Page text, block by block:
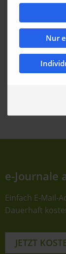
e-Journale
Einfach E-Mail-
Dauerhaft
JETZT
Nur